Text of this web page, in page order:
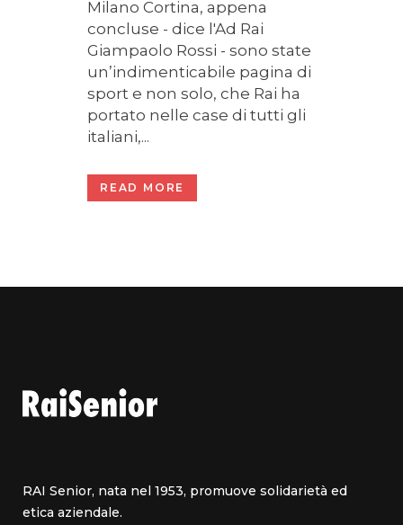
Milano Cortina, appena
concluse - dice l'Ad Rai
Giampaolo Rossi - sono state
un’indimenticabile pagina di
sport e non solo, che Rai ha
portato nelle case di tutti gli
italiani,...
READ MORE
RAI Senior, nata nel 1953, promuove solidarietà ed
etica aziendale.